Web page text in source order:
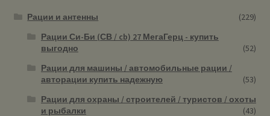
Рации и антенны
(229)
Рации Си-Би (СВ / cb) 27 МегаГерц - купить
выгодно
(52)
Рации для машины / автомобильные рации /
авторации купить надежную
(53)
Рации для охраны / строителей / туристов / охоты
и рыбалки
(43)